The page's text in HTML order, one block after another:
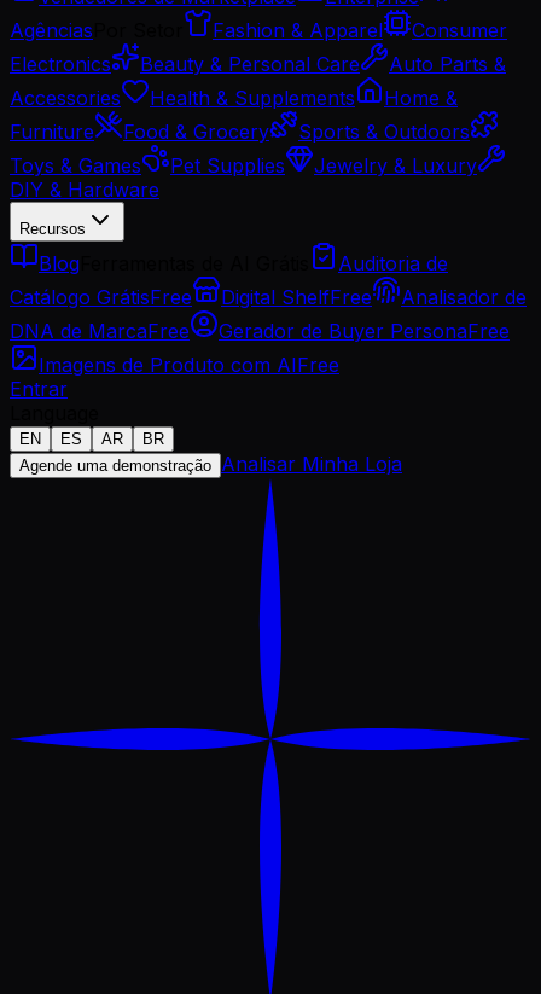
Agências
Fashion & Apparel
Consumer
Electronics
Beauty & Personal Care
Auto Parts &
Accessories
Health & Supplements
Home &
Furniture
Food & Grocery
Sports & Outdoors
Toys & Games
Pet Supplies
Jewelry & Luxury
DIY & Hardware
Recursos
Blog
Auditoria de
Catálogo GrátisFree Digital ShelfFree
Analisador de
DNA de MarcaFree Gerador de Buyer PersonaFree
Imagens de Produto com AIFree
Entrar
EN ES AR
BR
Agende uma demonstração Analisar Minha Loja